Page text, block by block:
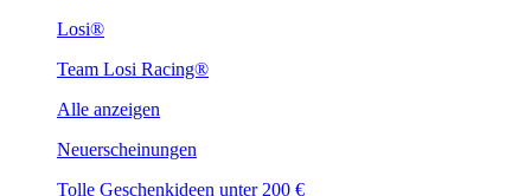
Losi®
Team Losi Racing®
Alle anzeigen
Neuerscheinungen
Tolle Geschenkideen unter 200 €